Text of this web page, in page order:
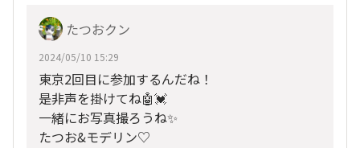
たつおクン
2024/05/10 15:29
東京2回目に参加するんだね！
是非声を掛けてね🤖💓
一緒にお写真撮ろうね✨
たつお&モデリン♡